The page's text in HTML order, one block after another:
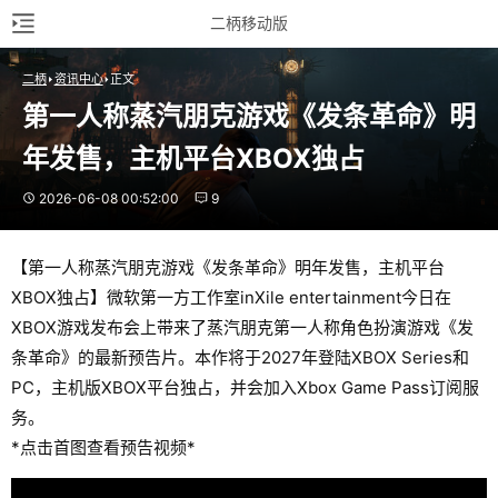
二柄移动版
二柄 资讯中心 正文
第一人称蒸汽朋克游戏《发条革命》明
年发售，主机平台XBOX独占
2026-06-08 00:52:00 9
【第一人称蒸汽朋克游戏《发条革命》明年发售，主机平台
XBOX独占】微软第一方工作室inXile entertainment今日在
XBOX游戏发布会上带来了蒸汽朋克第一人称角色扮演游戏《发
条革命》的最新预告片。本作将于2027年登陆XBOX Series和
PC，主机版XBOX平台独占，并会加入Xbox Game Pass订阅服
务。
*点击首图查看预告视频*